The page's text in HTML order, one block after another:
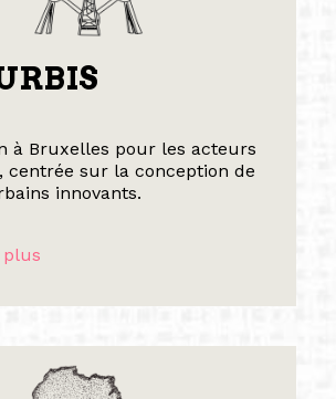
à Bruxelles pour les acteurs
centrée sur la conception de
innovants.
plus